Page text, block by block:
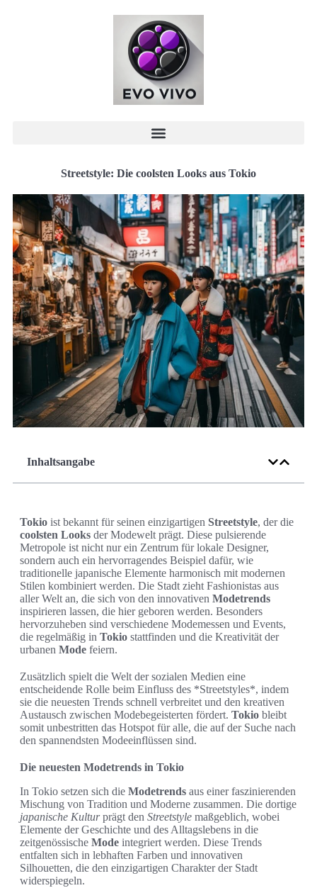
Streetstyle: Die coolsten Looks aus Tokio
Inhaltsangabe
Tokio ist bekannt für seinen einzigartigen Streetstyle, der die
coolsten Looks der Modewelt prägt. Diese pulsierende
Metropole ist nicht nur ein Zentrum für lokale Designer,
sondern auch ein hervorragendes Beispiel dafür, wie
traditionelle japanische Elemente harmonisch mit modernen
Stilen kombiniert werden. Die Stadt zieht Fashionistas aus
aller Welt an, die sich von den innovativen Modetrends
inspirieren lassen, die hier geboren werden. Besonders
hervorzuheben sind verschiedene Modemessen und Events,
die regelmäßig in Tokio stattfinden und die Kreativität der
urbanen Mode feiern.
Zusätzlich spielt die Welt der sozialen Medien eine
entscheidende Rolle beim Einfluss des *Streetstyles*, indem
sie die neuesten Trends schnell verbreitet und den kreativen
Austausch zwischen Modebegeisterten fördert. Tokio bleibt
somit unbestritten das Hotspot für alle, die auf der Suche nach
den spannendsten Modeeinflüssen sind.
Die neuesten Modetrends in Tokio
In Tokio setzen sich die Modetrends aus einer faszinierenden
Mischung von Tradition und Moderne zusammen. Die dortige
japanische Kulturprägt den Streetstyle maßgeblich, wobei
Elemente der Geschichte und des Alltagslebens in die
zeitgenössische Mode integriert werden. Diese Trends
entfalten sich in lebhaften Farben und innovativen
Silhouetten, die den einzigartigen Charakter der Stadt
widerspiegeln.